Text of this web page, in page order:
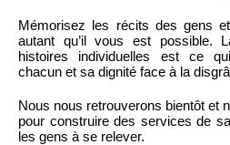
Mémorisez les récits des gens
autant qu’il vous est possible.
histoires individuelles est ce
chacun et sa dignité face à la
Nous nous retrouverons bientôt et
pour construire des services de
les gens à se relever.